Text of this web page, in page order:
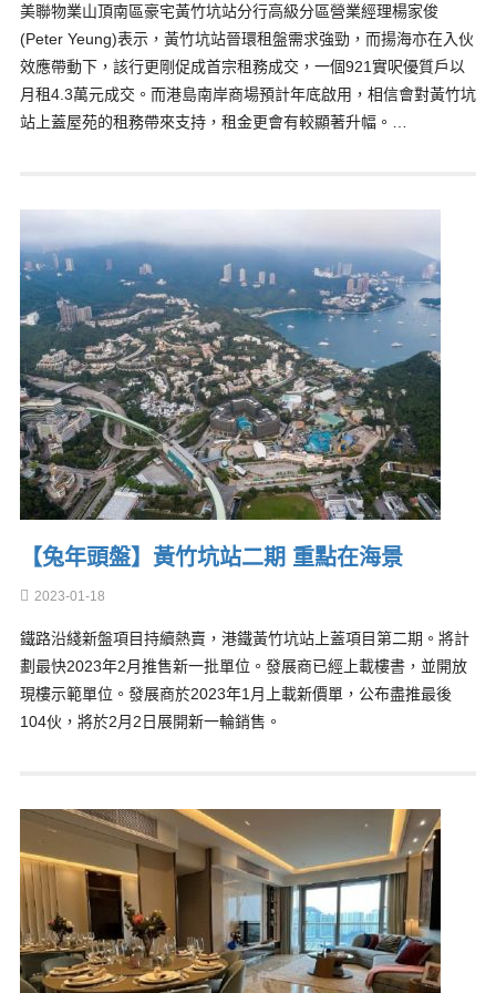
美聯物業山頂南區豪宅黃竹坑站分行高級分區營業經理楊家俊
(Peter Yeung)表示，黃竹坑站晉環租盤需求強勁，而揚海亦在入伙
效應帶動下，該行更剛促成首宗租務成交，一個921實呎優質戶以
月租4.3萬元成交。而港島南岸商場預計年底啟用，相信會對黃竹坑
站上蓋屋苑的租務帶來支持，租金更會有較顯著升幅。…
【兔年頭盤】黃竹坑站二期 重點在海景
2023-01-18
鐵路沿綫新盤項目持續熱賣，港鐵黃竹坑站上蓋項目第二期。將計
劃最快2023年2月推售新一批單位。發展商已經上載樓書，並開放
現樓示範單位。發展商於2023年1月上載新價單，公布盡推最後
104伙，將於2月2日展開新一輪銷售。